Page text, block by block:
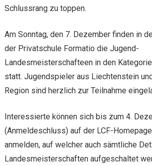
Schlussrang zu toppen.
Am Sonntag, den 7. Dezember finden in
der Privatschule Formatio die Jugend-
Landesmeisterschafteen in den
statt. Jugendspieler aus Liechtenstein
Region sind herzlich zur Teilnahme
Interessierte können sich bis zum 4.
(Anmeldeschluss) auf der LCF-Homepage
anmelden, auf welcher auch sämtliche
Landesmeisterschaften aufgeschaltet